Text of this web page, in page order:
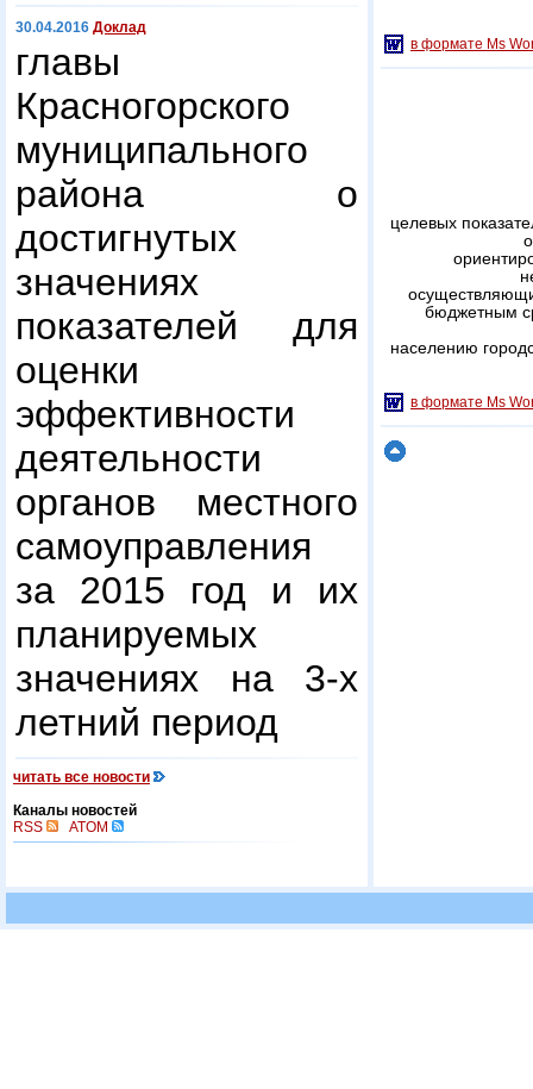
30.04.2016 Доклад
главы
Красногорского
муниципального
района о
достигнутых
значениях
показателей для
оценки
эффективности
деятельности
органов местного
самоуправления
за 2015 год и их
планируемых
значениях на 3-х
летний период
читать все новости
Каналы новостей
RSS
ATOM
в формате Ms
целевых
бюджетным
населению
в формате Ms